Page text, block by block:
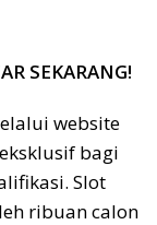
SEKARANG!
website
bagi
Slot
ribuan calon